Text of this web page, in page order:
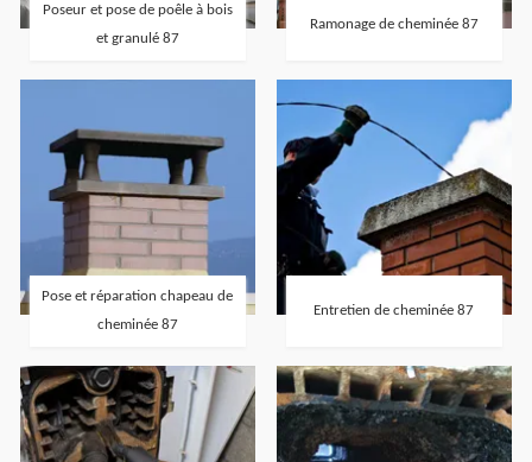
Poseur et pose de poêle à bois
et granulé 87
Ramonage de cheminée 87
Pose et réparation chapeau de
cheminée 87
Entretien de cheminée 87